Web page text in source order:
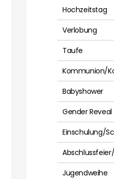
Hochzeitstag
Verlobung
Taufe
Kommunion/
Babyshower
Gender Reveal
Einschulung/
Jugendweihe